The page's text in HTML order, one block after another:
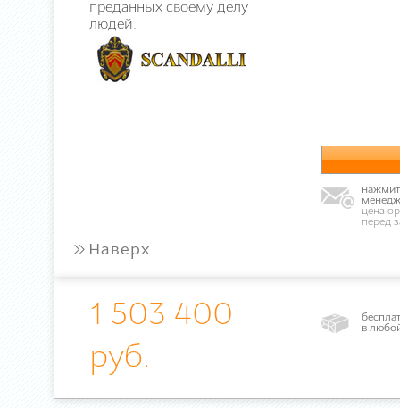
преданных своему делу
людей.
цена
перед
» Наверх
1 503 400
руб.
в